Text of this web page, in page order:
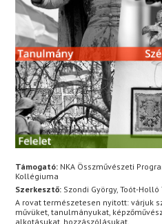
Támogató: NKA Összművészeti
Kollégiuma
Szerkesztő: Szondi György, Toót-Holló
A rovat természetesen nyitott: várjuk
művüket, tanulmányukat,
alkotásukat, hozzászólásukat.